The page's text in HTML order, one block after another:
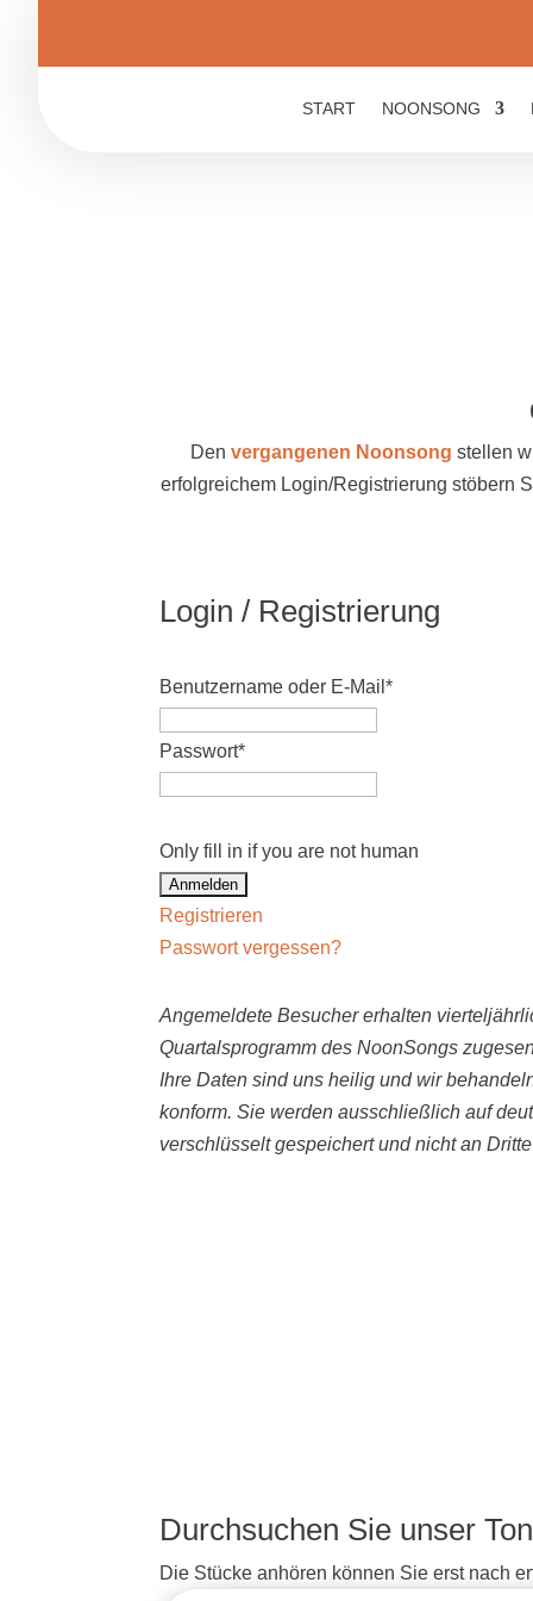
START NOONSONG
Den vergangenen Noonsong stellen
erfolgreichem Login/Registrierung stöbern
Login / Registrierung
Benutzername oder E-Mail*
Passwort*
Only fill in if you are not human
Registrieren
Passwort vergessen?
Angemeldete Besucher erhalten
Quartalsprogramm des NoonSongs
Ihre Daten sind uns heilig und wir
konform. Sie werden ausschließlich auf
verschlüsselt gespeichert und nicht an
Durchsuchen Sie unser
Die Stücke anhören können Sie erst nach